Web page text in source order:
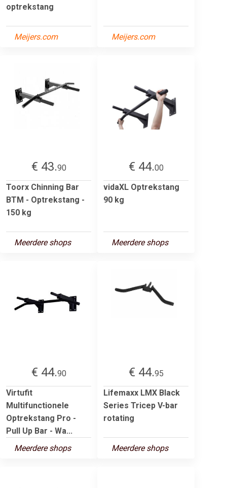
optrekstang
Meijers.com Meijers.com
€ 43.90
Toorx Chinning Bar
BTM - Optrekstang -
150 kg
Meerdere shops
€ 44.00
vidaXL Optrekstang
90 kg
Meerdere shops
€ 44.90
Virtufit
Multifunctionele
Optrekstang Pro -
Pull Up Bar - Wa...
Meerdere shops
€ 44.95
Lifemaxx LMX Black
Series Tricep V-bar
rotating
Meerdere shops